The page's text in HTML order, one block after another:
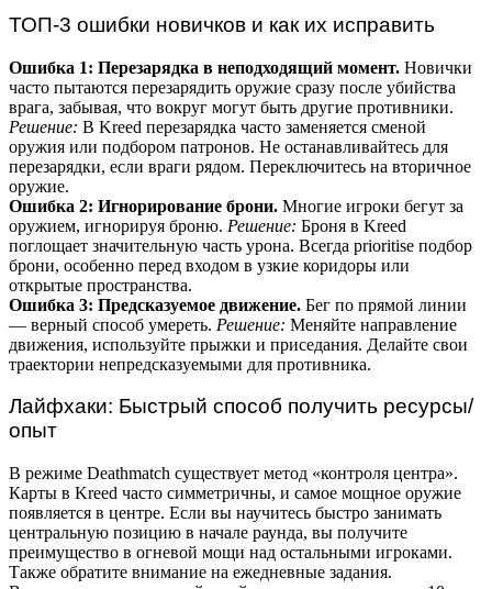
ТОП-3 ошибки новичков и как их исправить
Ошибка 1: Перезарядка в неподходящий момент. Новички
часто пытаются перезарядить оружие сразу после убийства
врага, забывая, что вокруг могут быть другие противники.
Решение: В Kreed перезарядка часто заменяется сменой
оружия или подбором патронов. Не останавливайтесь для
перезарядки, если враги рядом. Переключитесь на вторичное
оружие.
Ошибка 2: Игнорирование брони. Многие игроки бегут за
оружием, игнорируя броню. Решение: Броня в Kreed
поглощает значительную часть урона. Всегда prioritise подбор
брони, особенно перед входом в узкие коридоры или
открытые пространства.
Ошибка 3: Предсказуемое движение. Бег по прямой линии
— верный способ умереть. Решение: Меняйте направление
движения, используйте прыжки и приседания. Делайте свои
траектории непредсказуемыми для противника.
Лайфхаки: Быстрый способ получить ресурсы/
опыт
В режиме Deathmatch существует метод «контроля центра».
Карты в Kreed часто симметричны, и самое мощное оружие
появляется в центре. Если вы научитесь быстро занимать
центральную позицию в начале раунда, вы получите
преимущество в огневой мощи над остальными игроками.
Также обратите внимание на ежедневные задания.